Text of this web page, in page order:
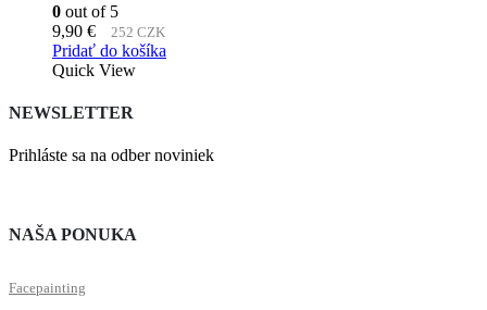
vybrať
na
stránke
0 out of 5
9,90 € 252 CZK
Pridať do košíka
Quick View
NEWSLETTER
Prihláste sa na odber noviniek
NAŠA PONUKA
Facepainting